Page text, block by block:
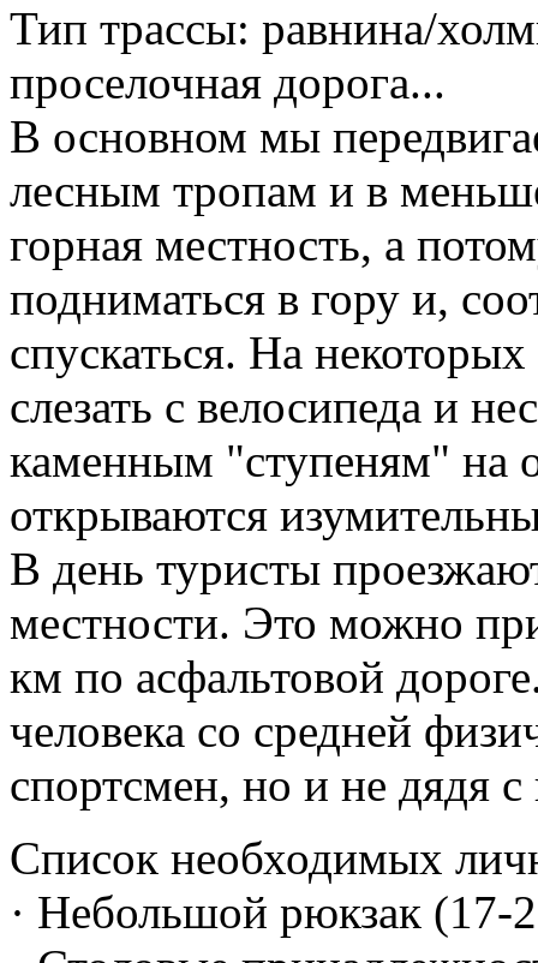
Тип трассы: равнина/
проселочная дорога...
В основном мы
лесным тропам и в
горная местность, а
подниматься в гору и,
спускаться. На
слезать с велосипеда и
каменным "ступеням" на
открываются
В день туристы
местности. Это можно
км по асфальтовой
человека со средней
спортсмен, но и не дядя
Список необходимых
· Небольшой рюкзак